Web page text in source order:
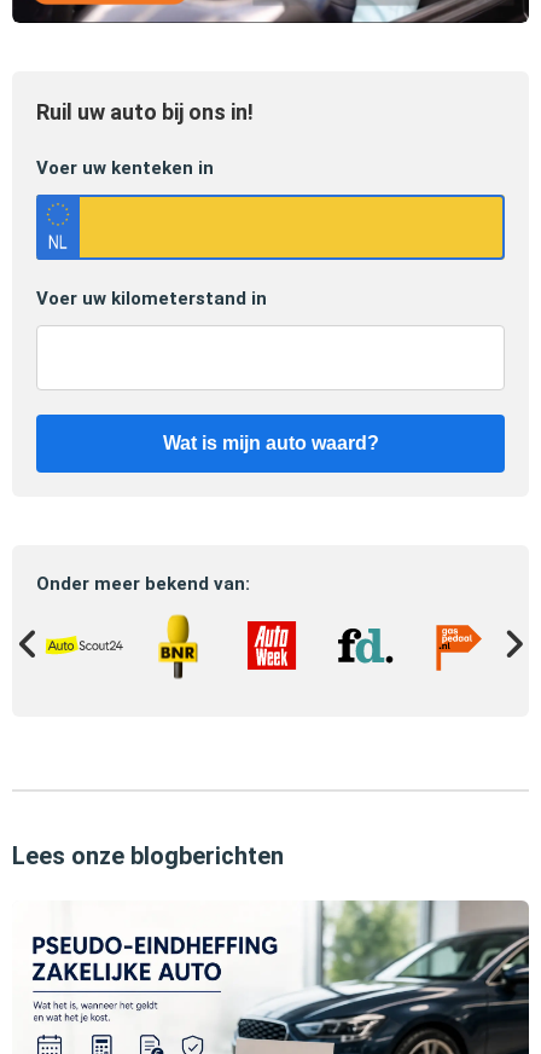
Ruil uw auto bij ons in!
Voer uw kenteken in
Voer uw kilometerstand in
Wat is mijn auto waard?
Onder meer bekend van:
Lees onze blogberichten